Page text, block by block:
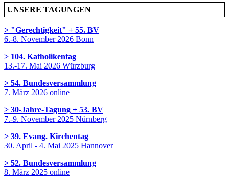
UNSERE TAGUNGEN
> "Gerechtigkeit" + 55. BV
6.-8. November 2026 Bonn
> 104. Katholikentag
13.-17. Mai 2026 Würzburg
> 54. Bundesversammlung
7. März 2026 online
> 30-Jahre-Tagung + 53. BV
7.-9. November 2025 Nürnberg
> 39. Evang. Kirchentag
30. April - 4. Mai 2025 Hannover
> 52. Bundesversammlung
8. März 2025 online